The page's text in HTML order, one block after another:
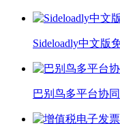
Sideloadly中文版
巴别鸟多平台协